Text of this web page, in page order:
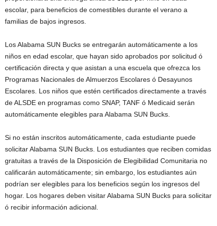
escolar, para beneficios de comestibles durante el verano a
familias de bajos ingresos.
Los Alabama SUN Bucks se entregarán automáticamente a los
niños en edad escolar, que hayan sido aprobados por solicitud ó
certificación directa y que asistan a una escuela que ofrezca los
Programas Nacionales de Almuerzos Escolares ó Desayunos
Escolares. Los niños que estén certificados directamente a través
de ALSDE en programas como SNAP, TANF ó Medicaid serán
automáticamente elegibles para Alabama SUN Bucks.
Si no están inscritos automáticamente, cada estudiante puede
solicitar Alabama SUN Bucks. Los estudiantes que reciben comidas
gratuitas a través de la Disposición de Elegibilidad Comunitaria no
calificarán automáticamente; sin embargo, los estudiantes aún
podrían ser elegibles para los beneficios según los ingresos del
hogar. Los hogares deben visitar Alabama SUN Bucks para solicitar
ó recibir información adicional.